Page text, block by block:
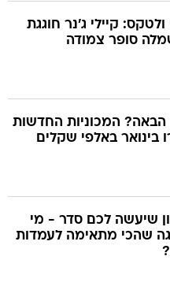
ולטקס: קיילי ג'נר חוגגת
המכוניות החדשות
בינואר באלפי שקלים
שיעשה לכם סדר - מי
שהכי מתאימה לעמדות